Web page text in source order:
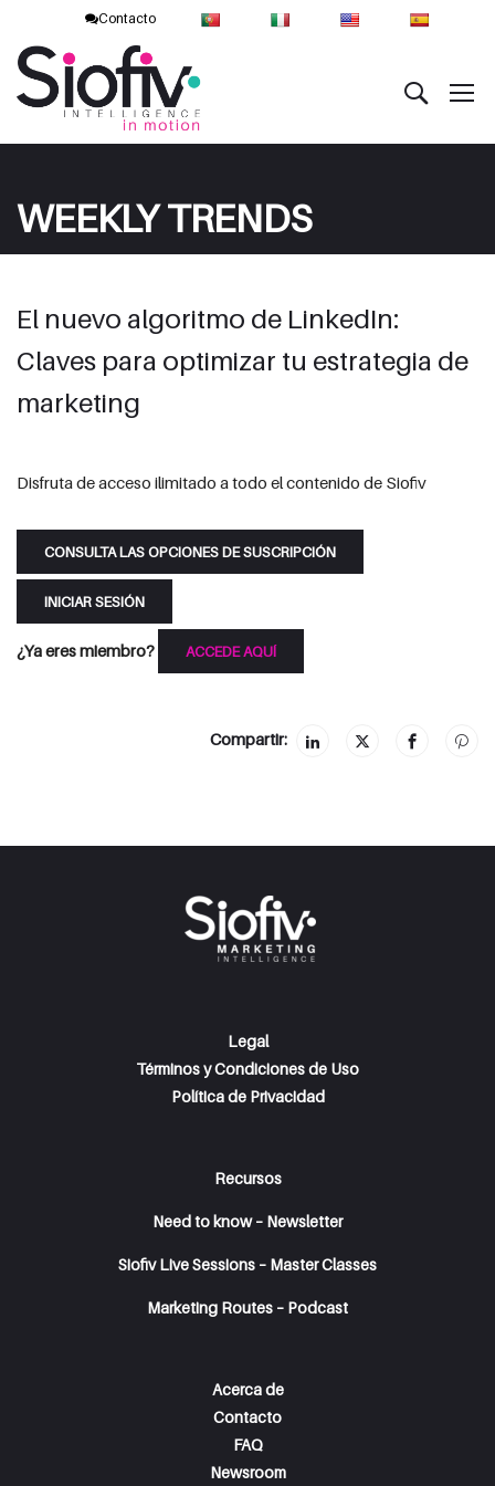
Contacto
WEEKLY TRENDS
El nuevo algoritmo de LinkedIn:
Claves para optimizar tu estrategia de
marketing
Disfruta de acceso ilimitado a todo el contenido de Siofiv
CONSULTA LAS OPCIONES DE SUSCRIPCIÓN
INICIAR SESIÓN
¿Ya eres miembro? ACCEDE AQUÍ
Compartir:
Legal
Términos y Condiciones de Uso
Política de Privacidad
Recursos
Need to know – Newsletter
Siofiv Live Sessions – Master Classes
Marketing Routes – Podcast
Acerca de
Contacto
FAQ
Newsroom